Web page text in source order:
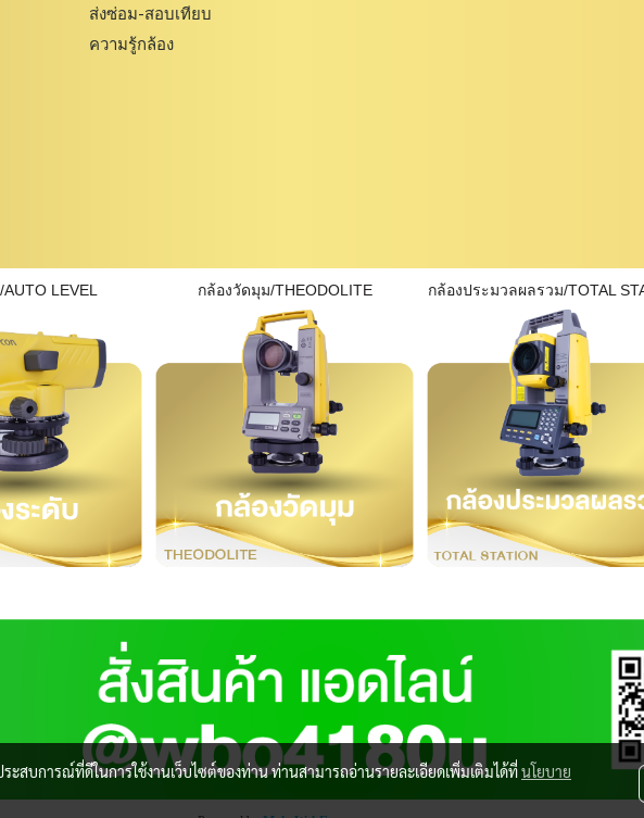
ส่งซ่อม-สอบเทียบ
ความรู้กล้อง
LEVEL กล้องวัดมุม/THEODOLITE กล้องประมวลผลรวม/TOTAL
สบการณ์ที่ดีในการใช้งานเว็บไซต์ของท่าน ท่านสามารถอ่านรายละเอียดเพิ่มเติมได้ที่นโยบาย